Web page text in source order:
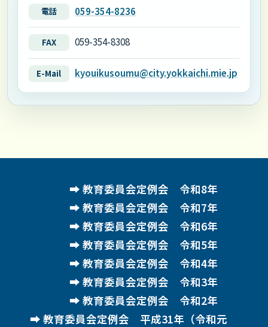
電話 059-354-8236
FAX 059-354-8308
E-Mail kyouikusoumu@city.yokkaichi.mie.jp
教育委員会定例会 令和8年
教育委員会定例会 令和7年
教育委員会定例会 令和6年
教育委員会定例会 令和5年
教育委員会定例会 令和4年
教育委員会定例会 令和3年
教育委員会定例会 令和2年
教育委員会定例会 平成31年（令和元